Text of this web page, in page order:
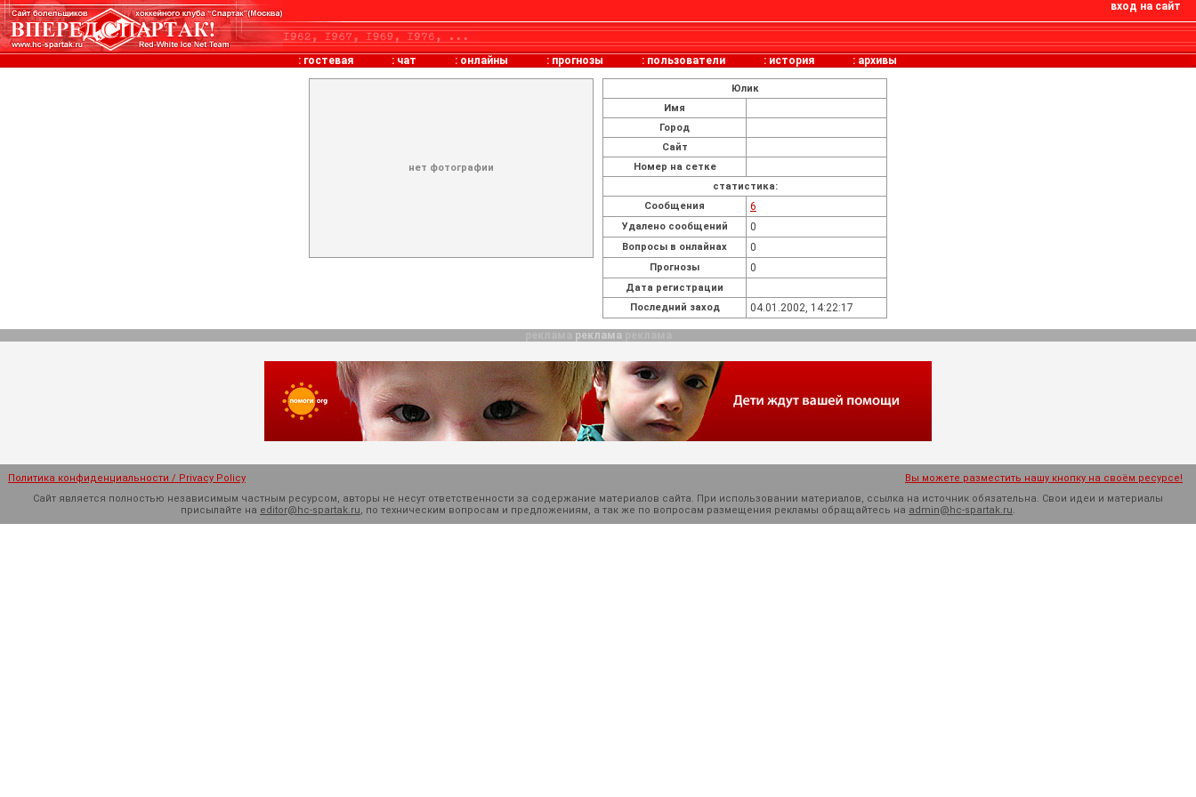
вход на сайт
: гостевая : чат : онлайны : прогнозы : пользователи : история : архивы
нет фотографии
Юлик
Имя
Город
Сайт
Номер на сетке
статистика:
Cообщения
6
Удалено сообщений 0
Вопросы в онлайнах 0
Прогнозы 0
Дата регистрации
Последний заход
04.01.2002, 14:22:17
реклама
Политика конфиденциальности / Privacy Policy
Вы можете разместить нашу кнопку на своём ресурсе!
Сайт является полностью независимым частным ресурсом, авторы не несут ответственности за содержание материалов сайта. При использовании материалов, ссылка на источник обязательна. Cвои идеи и материалы
присылайте на editor@hc-spartak.ru, по техническим вопросам и предложениям, а так же по вопросам размещения рекламы обращайтесь на admin@hc-spartak.ru.